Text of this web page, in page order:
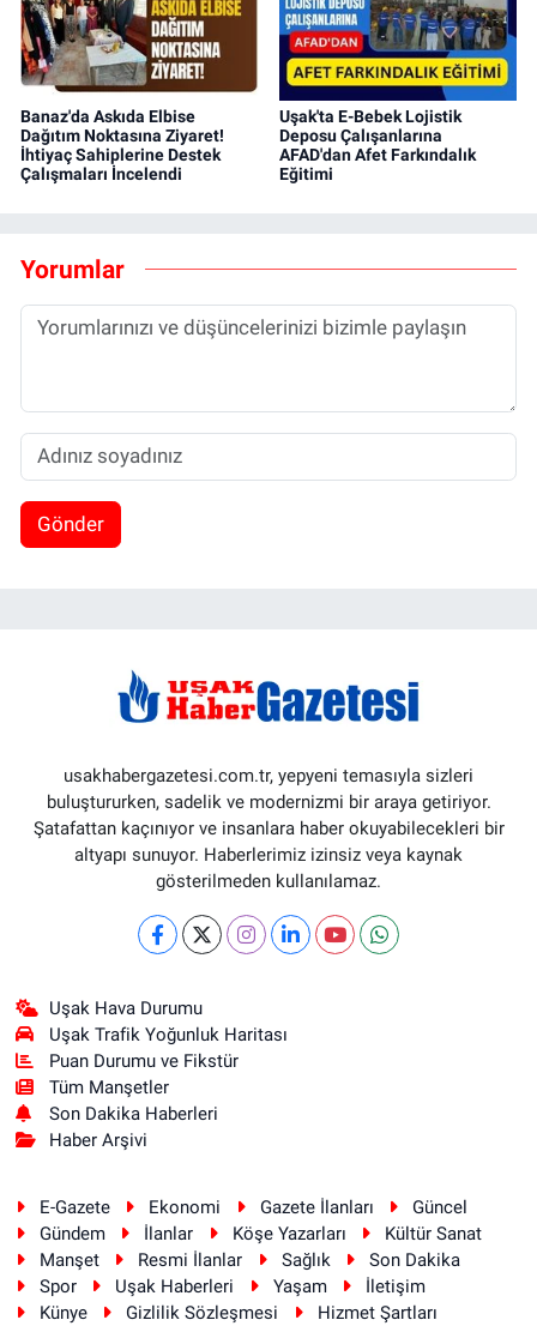
Banaz'da Askıda Elbise
Dağıtım Noktasına Ziyaret!
İhtiyaç Sahiplerine Destek
Çalışmaları İncelendi
Uşak'ta E-Bebek Lojistik
Deposu Çalışanlarına
AFAD'dan Afet Farkındalık
Eğitimi
Yorumlar
Gönder
usakhabergazetesi.com.tr, yepyeni temasıyla sizleri
buluştururken, sadelik ve modernizmi bir araya getiriyor.
Şatafattan kaçınıyor ve insanlara haber okuyabilecekleri bir
altyapı sunuyor. Haberlerimiz izinsiz veya kaynak
gösterilmeden kullanılamaz.
Uşak Hava Durumu
Uşak Trafik Yoğunluk Haritası
Puan Durumu ve Fikstür
Tüm Manşetler
Son Dakika Haberleri
Haber Arşivi
E-Gazete Ekonomi Gazete İlanları
Güncel
Gündem
İlanlar Köşe Yazarları
Kültür Sanat
Manşet
Resmi İlanlar Sağlık
Son Dakika
Spor
Uşak Haberleri Yaşam
İletişim
Künye
Gizlilik Sözleşmesi Hizmet Şartları